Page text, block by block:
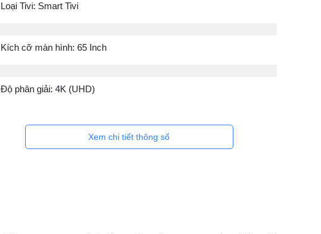
Loại Tivi: Smart Tivi
Kích cỡ màn hình: 65 Inch
Độ phân giải: 4K (UHD)
Xem chi tiết thông số